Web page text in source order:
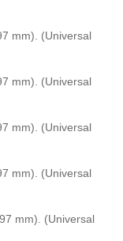
mm). (Universal
mm). (Universal
mm). (Universal
mm). (Universal
mm). (Universal